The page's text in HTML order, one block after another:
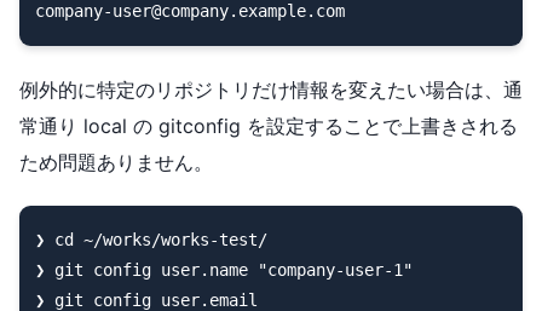
company-user@company.example.com
例外的に特定のリポジトリだけ情報を変えたい場合は、通
常通り local の gitconfig を設定することで上書きされる
ため問題ありません。
❯ cd ~/works/works-test/
❯ git config user.name "company-user-1"
❯ git config user.email